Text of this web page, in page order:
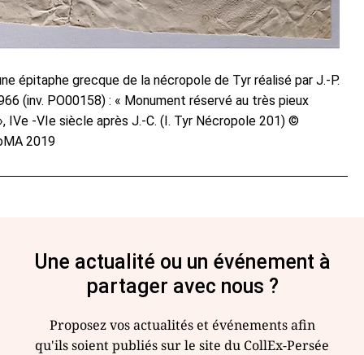
épitaphe grecque de la nécropole de Tyr réalisé par J.-P.
(inv. PO00158) : « Monument réservé au très pieux
IVe -VIe siècle après J.-C. (I. Tyr Nécropole 201) ©
2019
Une actualité ou un événement à
partager avec nous ?
Proposez vos actualités et événements afin
qu'ils soient publiés sur le site du CollEx-Persée